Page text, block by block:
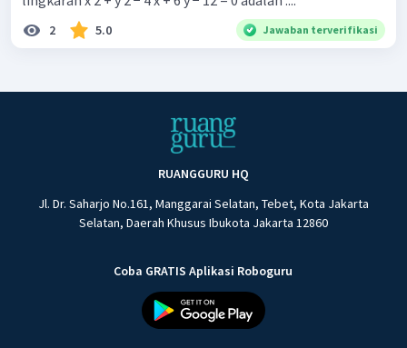
2 5.0 Jawaban terverifikasi
RUANGGURU HQ
Jl. Dr. Saharjo No.161, Manggarai Selatan, Tebet, Kota Jakarta
Selatan, Daerah Khusus Ibukota Jakarta 12860
Coba GRATIS Aplikasi Roboguru